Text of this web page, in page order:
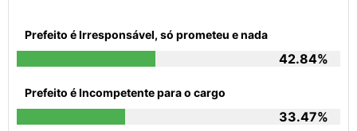
Prefeito é Irresponsável, só prometeu e nada
42.84%
Prefeito é Incompetente para o cargo
33.47%